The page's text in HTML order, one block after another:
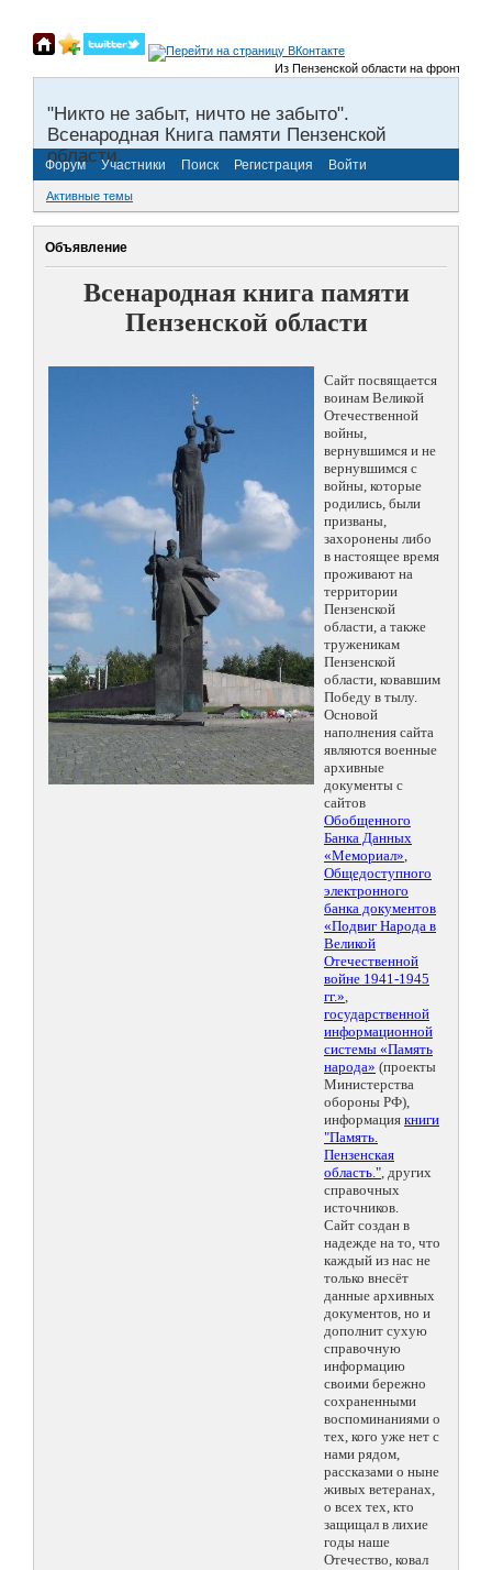
Из Пензенской области на фронты
"Никто не забыт, ничто не забыто".
Всенародная Книга памяти Пензенской
области.
Форум Участники Поиск Регистрация Войти
Активные темы
Объявление
Всенародная книга памяти
Пензенской области
Сайт посвящается
воинам Великой
Отечественной
войны,
вернувшимся и не
вернувшимся с
войны, которые
родились, были
призваны,
захоронены либо
в настоящее время
проживают на
территории
Пензенской
области, а также
труженикам
Пензенской
области, ковавшим
Победу в тылу.
Основой
наполнения сайта
являются военные
архивные
документы с
сайтов
Обобщенного
Банка Данных
«Мемориал»,
Общедоступного
электронного
банка документов
«Подвиг Народа в
Великой
Отечественной
войне 1941-1945
гг.»,
государственной
информационной
системы «Память
народа» (проекты
Министерства
обороны РФ),
информация книги
"Память.
Пензенская
область.", других
справочных
источников.
Сайт создан в
надежде на то, что
каждый из нас не
только внесёт
данные архивных
документов, но и
дополнит сухую
справочную
информацию
своими бережно
сохраненными
воспоминаниями о
тех, кого уже нет с
нами рядом,
рассказами о ныне
живых ветеранах,
о всех тех, кто
защищал в лихие
годы наше
Отечество, ковал